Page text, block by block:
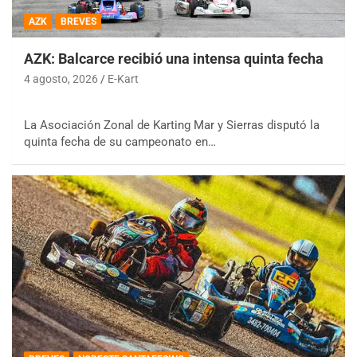
AZK BREVES
AZK: Balcarce recibió una intensa quinta fecha
4 agosto, 2026 E-Kart
La Asociación Zonal de Karting Mar y Sierras disputó la
quinta fecha de su campeonato en…